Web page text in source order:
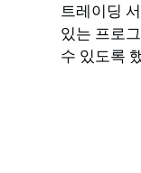
트레이딩
있는 프로
수 있도록